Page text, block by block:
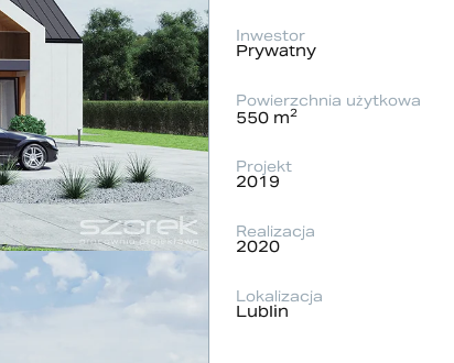
Inwestor
Prywatny
Powierzchnia użytkowa
550 m2
Projekt
2019
Realizacja
2020
Lokalizacja
Lublin